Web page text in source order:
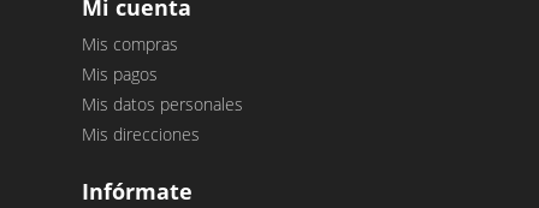
Mi cuenta
Mis compras
Mis pagos
Mis datos personales
Mis direcciones
Infórmate